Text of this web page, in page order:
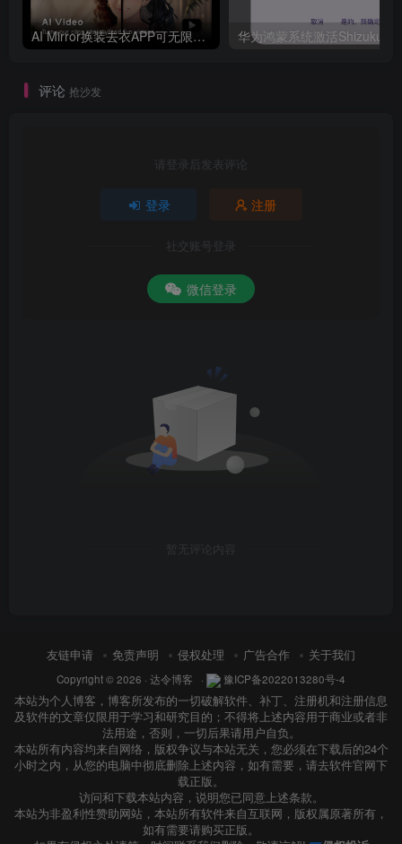
AI Mirror换装去衣APP可无限白嫖！
评论 抢沙发
请登录后发表评论
登录 注册
社交账号登录
微信登录
暂无评论内容
友链申请 免责声明 侵权处理 广告合作 关于我们
Copyright © 2026 · 达令博客 · 豫ICP备2022013280号-4
本站为个人博客，博客所发布的一切破解软件、补丁、注册机和注册信息
及软件的文章仅限用于学习和研究目的；不得将上述内容用于商业或者非
法用途，否则，一切后果请用户自负。
本站所有内容均来自网络，版权争议与本站无关，您必须在下载后的24个
小时之内，从您的电脑中彻底删除上述内容，如有需要，请去软件官网下
载正版。
访问和下载本站内容，说明您已同意上述条款。
本站为非盈利性赞助网站，本站所有软件来自互联网，版权属原著所有，
如有需要请购买正版。